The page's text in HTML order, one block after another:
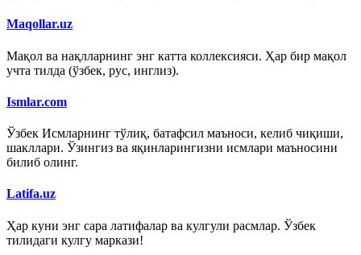
Maqollar.uz
Мақол ва нақлларнинг энг катта коллексияси. Ҳар бир мақол
учта тилда (ўзбек, рус, инглиз).
Ismlar.com
Ўзбек Исмларнинг тўлиқ, батафсил маъноси, келиб чиқиши,
шакллари. Ўзингиз ва яқинларингизни исмлари маъносини
билиб олинг.
Latifa.uz
Ҳар куни энг сара латифалар ва кулгули расмлар. Ўзбек
тилидаги кулгу маркази!